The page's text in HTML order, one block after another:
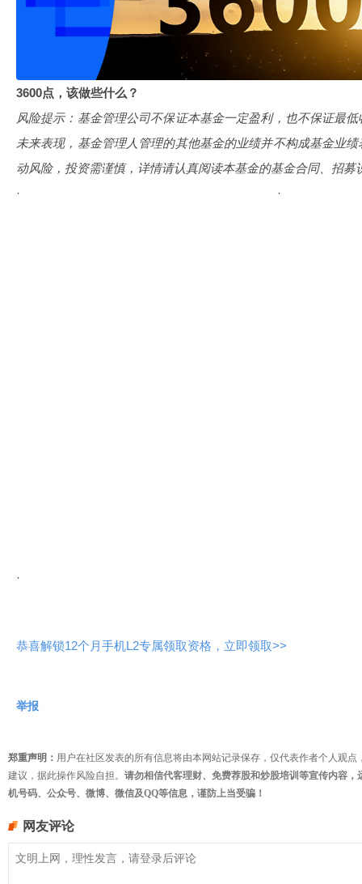
3600点，该做些什么？
风险提示：基金管理公司不保证本基金一定盈利，也不保证最
未来表现，基金管理人管理的其他基金的业绩并不构成基金业
动风险，投资需谨慎，详情请认真阅读本基金的基金合同、招募
·
·
恭喜解锁12个月手机L2专属领取资格，立即领取>>
举报
郑重声明： 用户在社区发表的所有信息将由本网站记录保存，仅代表作者个人观
建议，据此操作风险自担。 请勿相信代客理财、免费荐股和炒股培训等宣传内容
机号码、公众号、微博、微信及QQ等信息，谨防上当受骗！
网友评论